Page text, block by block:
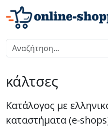
κάλτσες
Κατάλογος με
καταστήματα (e-